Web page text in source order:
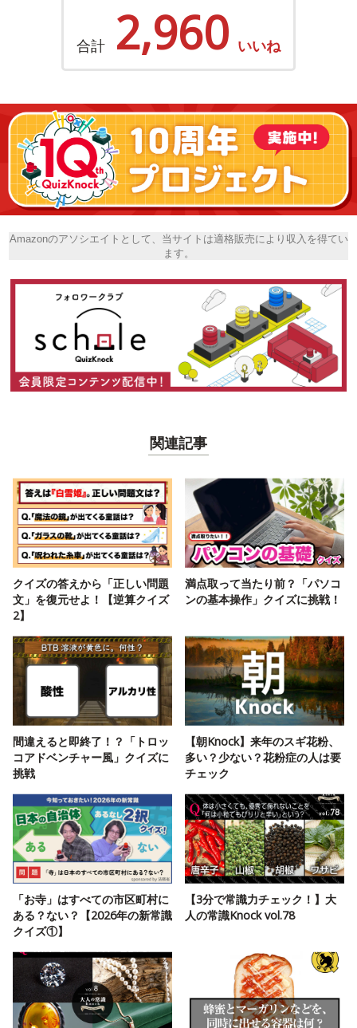
合計 2,960 いいね
Amazonのアソシエイトとして、当サイトは適格販売により収入を得てい
ます。
関連記事
クイズの答えから「正しい問題
文」を復元せよ！【逆算クイズ
2】
満点取って当たり前？「パソコ
ンの基本操作」クイズに挑戦！
間違えると即終了！？「トロッ
コアドベンチャー風」クイズに
挑戦
【朝Knock】来年のスギ花粉、
多い？少ない？花粉症の人は要
チェック
「お寺」はすべての市区町村に
ある？ない？【2026年の新常識
クイズ①】
【3分で常識力チェック！】大
人の常識Knock vol.78